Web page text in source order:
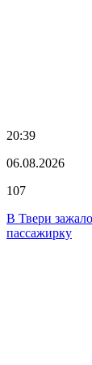
20:39
06.08.2026
107
В Твери
пассажирку